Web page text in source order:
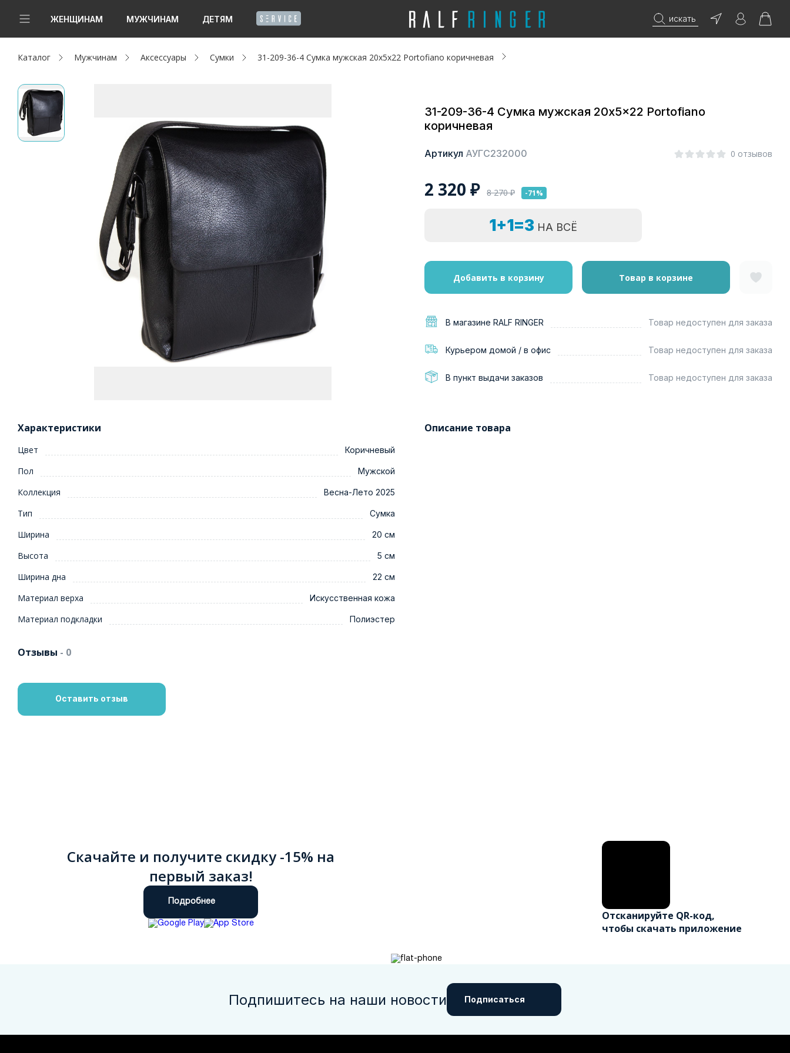
ЖЕНЩИНАМ МУЖЧИНАМ ДЕТЯМ искать
Новинки
Женщинам
Мужчинам
Акции / Новости
Адреса магазинов
Каталог Мужчинам Аксессуары Сумки 31-209-36-4 Сумка мужская 20x5x22 Portofiano коричневая
31-209-36-4 Сумка мужская 20x5x22 Portofiano
коричневая
Артикул АУГС232000 0 отзывов
2 320 ₽ 8 270₽ -71%
1+1=3 НА ВСЁ
Добавить в корзину Товар в корзине
В магазине RALF RINGER Товар недоступен для заказа
Курьером домой / в офис Товар недоступен для заказа
В пункт выдачи заказов Товар недоступен для заказа
Характеристики
Цвет Коричневый
Пол Мужской
Коллекция Весна-Лето 2025
Тип Сумка
Ширина 20 см
Высота 5 см
Ширина дна 22 см
Материал верха Искусственная кожа
Материал подкладки Полиэстер
Описание товара
Отзывы - 0
Оставить отзыв
Скачайте и получите скидку -15% на
первый заказ!
Подробнее
Отсканируйте QR-код,
чтобы скачать приложение
Подпишитесь на наши новости Подписаться